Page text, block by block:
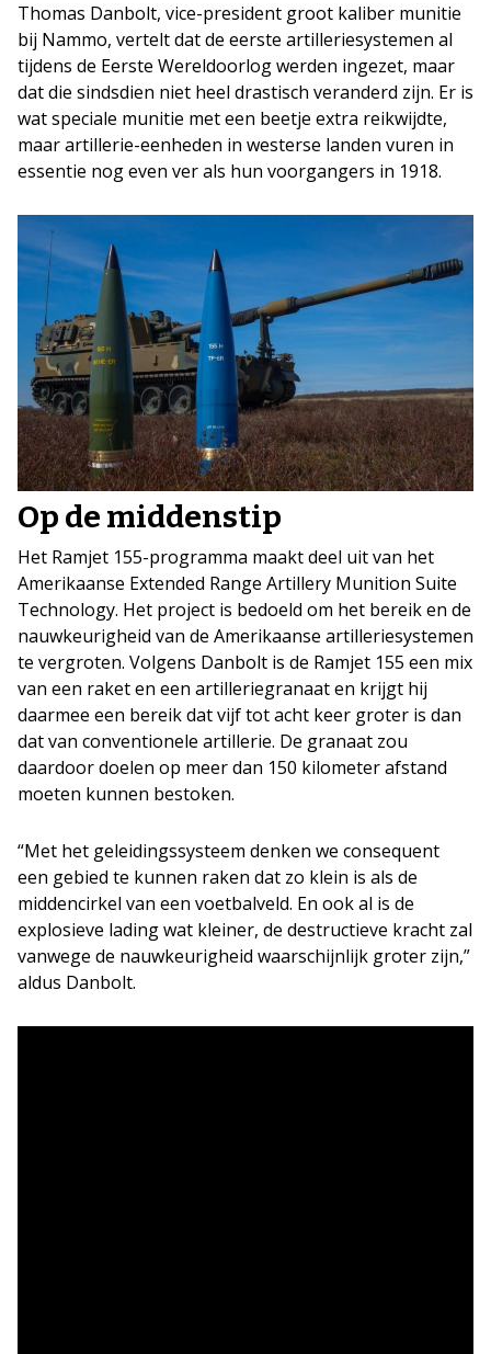
Thomas Danbolt, vice-president groot kaliber munitie
bij Nammo, vertelt dat de eerste artilleriesystemen al
tijdens de Eerste Wereldoorlog werden ingezet, maar
dat die sindsdien niet heel drastisch veranderd zijn. Er is
wat speciale munitie met een beetje extra reikwijdte,
maar artillerie-eenheden in westerse landen vuren in
essentie nog even ver als hun voorgangers in 1918.
Op de middenstip
Het Ramjet 155-programma maakt deel uit van het
Amerikaanse Extended Range Artillery Munition Suite
Technology. Het project is bedoeld om het bereik en de
nauwkeurigheid van de Amerikaanse artilleriesystemen
te vergroten. Volgens Danbolt is de Ramjet 155 een mix
van een raket en een artilleriegranaat en krijgt hij
daarmee een bereik dat vijf tot acht keer groter is dan
dat van conventionele artillerie. De granaat zou
daardoor doelen op meer dan 150 kilometer afstand
moeten kunnen bestoken.
“Met het geleidingssysteem denken we consequent
een gebied te kunnen raken dat zo klein is als de
middencirkel van een voetbalveld. En ook al is de
explosieve lading wat kleiner, de destructieve kracht zal
vanwege de nauwkeurigheid waarschijnlijk groter zijn,”
aldus Danbolt.